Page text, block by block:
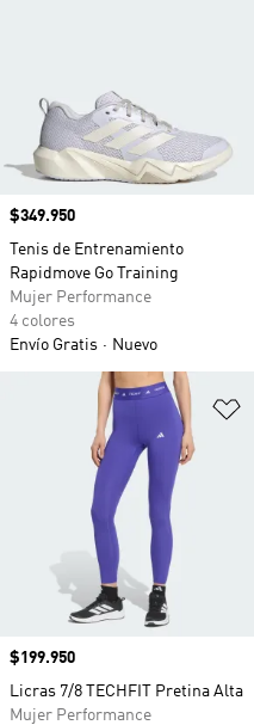
Precio
$349.950
Tenis de Entrenamiento
Rapidmove Go Training
Mujer Performance
4 colores
Envío Gratis
Nuevo
Precio
$199.950
Licras 7/8 TECHFIT Pretina Alta
Mujer Performance